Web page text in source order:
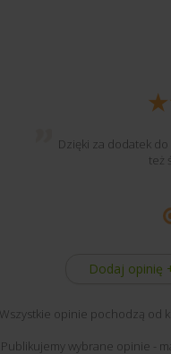
Dzięki za dodatek
też
Dodaj opinię
opinie pochodzą od
Publikujemy wybrane opinie -